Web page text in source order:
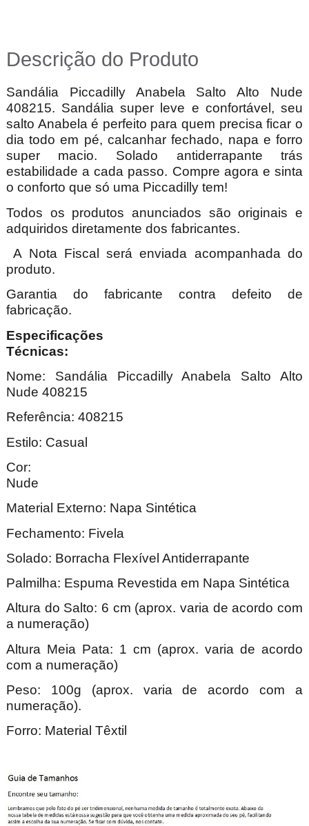
Descrição do Produto
Sandália Piccadilly Anabela Salto Alto Nude
408215. Sandália super leve e confortável, seu
salto Anabela é perfeito para quem precisa ficar o
dia todo em pé, calcanhar fechado, napa e forro
super macio. Solado antiderrapante trás
estabilidade a cada passo. Compre agora e sinta
o conforto que só uma Piccadilly tem!
Todos os produtos anunciados são originais e
adquiridos diretamente dos fabricantes.
A Nota Fiscal será enviada acompanhada do
produto.
Garantia do fabricante contra defeito de
fabricação.
Especificações
Nome: Sandália Piccadilly Anabela Salto Alto
Nude 408215
Referência: 408215
Estilo: Casual
Cor:
Material Externo: Napa Sintética
Fechamento: Fivela
Solado: Borracha Flexível Antiderrapante
Palmilha: Espuma Revestida em Napa Sintética
Altura do Salto: 6 cm (aprox. varia de acordo com
a numeração)
Altura Meia Pata: 1 cm (aprox. varia de acordo
com a numeração)
Peso: 100g (aprox. varia de acordo com a
numeração).
Forro: Material Têxtil